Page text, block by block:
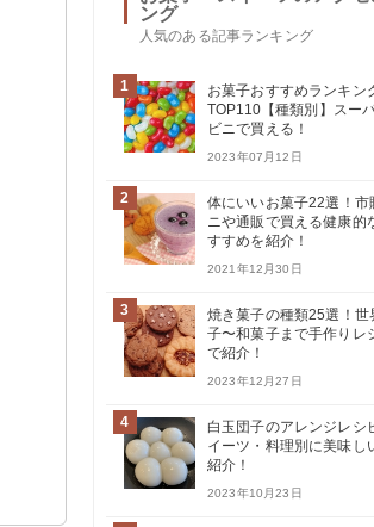
ング
人気のある記事ランキング
1
お菓子おすすめランキン
TOP110【種類別】スー
ビニで買える！
2023年07月12日
2
体にいいお菓子22選！市
ニや通販で買える健康的
すすめを紹介！
2021年12月30日
3
焼き菓子の種類25選！世
子〜和菓子まで手作りレ
で紹介！
2023年12月27日
4
白玉団子のアレンジレシ
イーツ・料理別に美味し
紹介！
2023年10月23日